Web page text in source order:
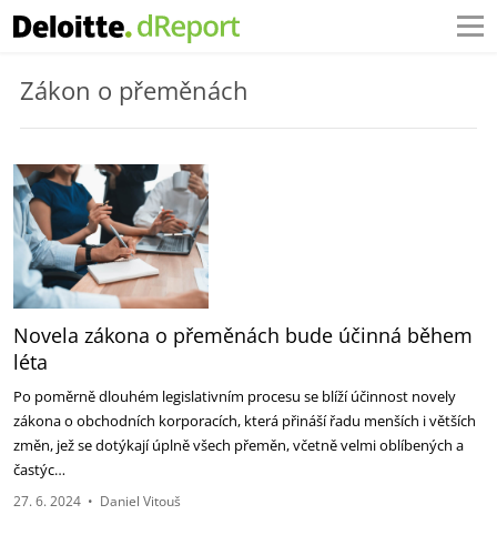
Zákon o přeměnách
Novela zákona o přeměnách bude účinná během
léta
Po poměrně dlouhém legislativním procesu se blíží účinnost novely
zákona o obchodních korporacích, která přináší řadu menších i větších
změn, jež se dotýkají úplně všech přeměn, včetně velmi oblíbených a
častýc…
27. 6. 2024 • Daniel Vitouš